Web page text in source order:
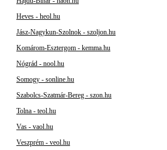
Heves - heol.hu
Jász-Nagykun-Szolnok - szoljon.hu
Komárom-Esztergom - kemma.hu
Nógrád - nool.hu
Somogy - sonline.hu
Szabolcs-Szatmár-Bereg - szon.hu
Tolna - teol.hu
Vas - vaol.hu
Veszprém - veol.hu